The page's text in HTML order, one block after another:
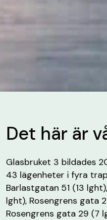
Det här är
Glasbruket 3 bildades
43 lägenheter i fyra
Barlastgatan 51 (13
lght), Rosengrens gata
Rosengrens gata 29 (7